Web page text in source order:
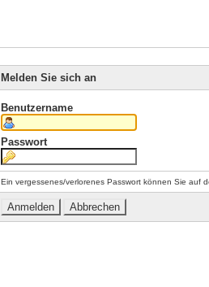
Melden Sie sich an
Benutzername
Passwort
Ein vergessenes/verlorenes Passwort können Sie auf